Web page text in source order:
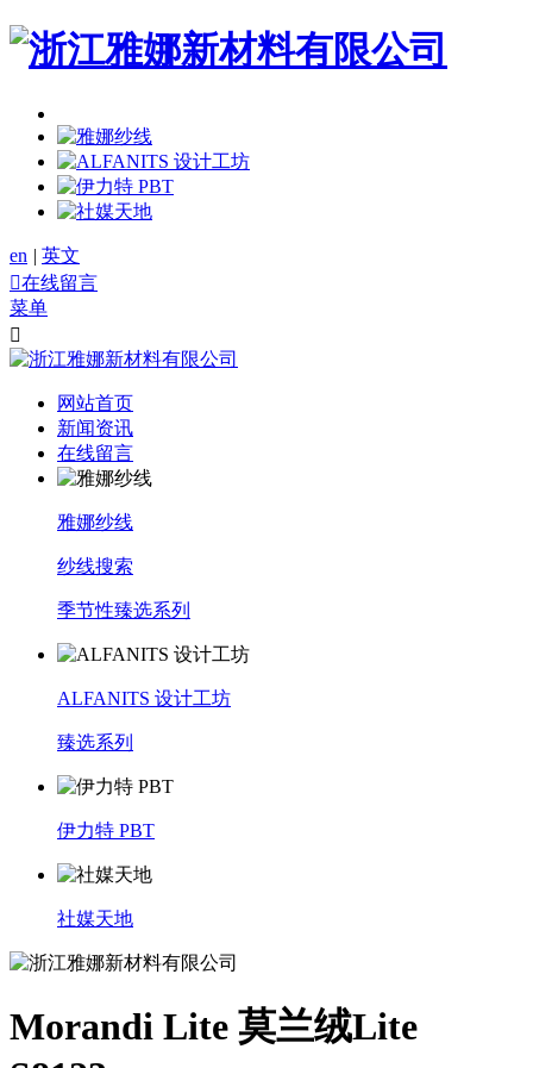
en | 英文
在线留言
菜单

网站首页
新闻资讯
在线留言
雅娜纱线
纱线搜索
季节性臻选系列
ALFANITS 设计工坊
臻选系列
伊力特 PBT
社媒天地
Morandi Lite 莫兰绒Lite